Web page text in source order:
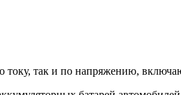
току, так и по напряжению,